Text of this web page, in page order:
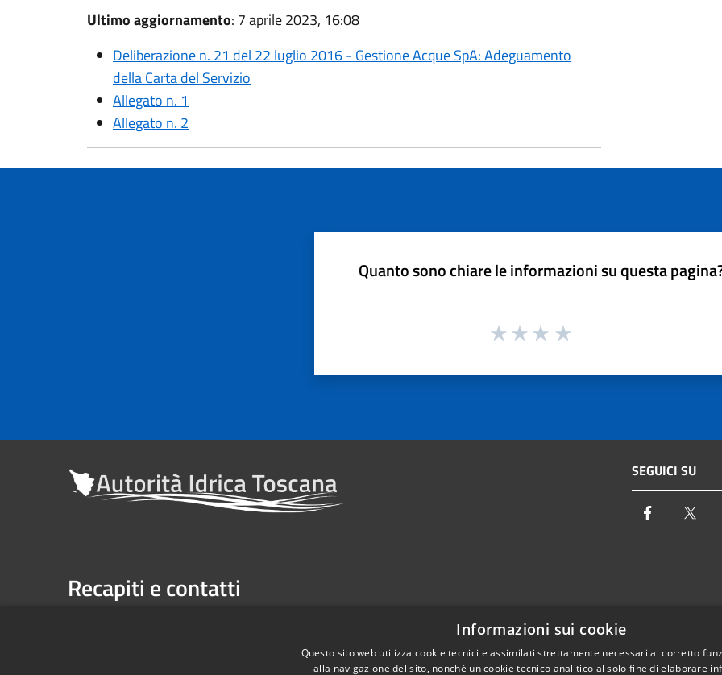
Ultimo aggiornamento: 7 aprile 2023, 16:08
Deliberazione n. 21 del 22 luglio 2016 - Gestione Acque SpA: Adeguamento
della Carta del Servizio
Allegato n. 1
Allegato n. 2
Quanto sono chiare le informazioni su questa
SEGUICI SU
Facebook
Recapiti e contatti
Casella Postale n. 1485 | U.P. Firenze, 7 Via G. Verdi - 50122 Firenze
Email:info@autoritaidrica.toscana.it
Pec:protocollo@pec.autoritaidrica.toscana.it
Informazioni sui cookie
Questo sito web utilizza cookie tecnici e assimilati strettamente necessari al corretto
alla navigazione del sito, nonché un cookie tecnico analitico al solo fine di elaborare